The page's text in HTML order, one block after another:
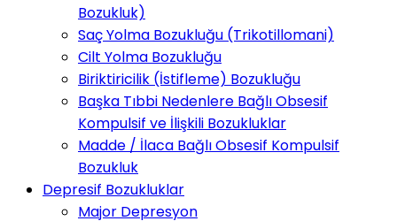
Bozukluk)
Saç Yolma Bozukluğu (Trikotillomani)
Cilt Yolma Bozukluğu
Biriktiricilik (İstifleme) Bozukluğu
Başka Tıbbi Nedenlere Bağlı Obsesif
Kompulsif ve İlişkili Bozukluklar
Madde / İlaca Bağlı Obsesif Kompulsif
Bozukluk
Depresif Bozukluklar
Major Depresyon